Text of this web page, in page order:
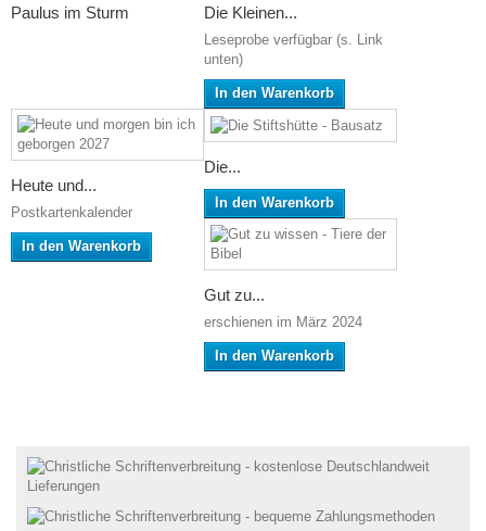
Paulus im Sturm Die Kleinen...
Leseprobe verfügbar (s. Link
unten)
In den Warenkorb
Heute und...
Postkartenkalender
In den Warenkorb
Die...
In den Warenkorb
Gut zu...
erschienen im März 2024
In den Warenkorb